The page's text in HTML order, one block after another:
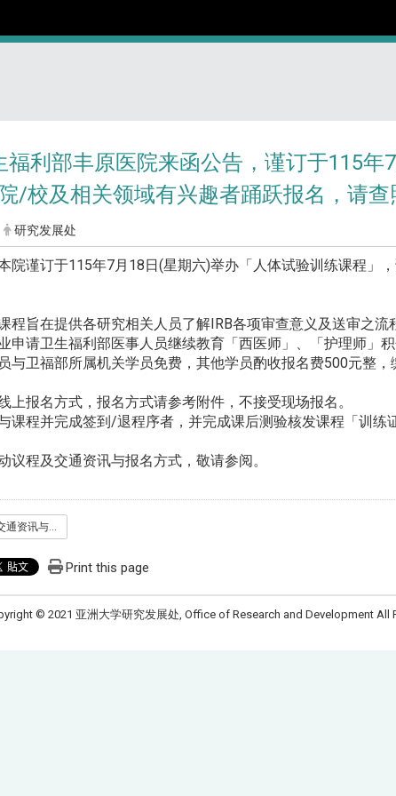
福利部丰原医院来函公告，谨订于115
/校及相关领域有兴趣者踊跃报名，请查
研究发展处
订于115年7月18日(星期六)举办「人体试验训练课程」，
程旨在提供各研究相关人员了解IRB各项审查意义及送审之流
申请卫生福利部医事人员继续教育「西医师」、「护理师」
与卫福部所属机关学员免费，其他学员酌收报名费500元整
上报名方式，报名方式请参考附件，不接受现场报名。
课程并完成签到/退程序者，并完成课后测验核发课程「训练
议程及交通资讯与报名方式，敬请参阅。
活动议程及交通资讯与报名方式.pdf
Print this page
© 2021 亚洲大学研究发展处, Office of Research and Development All